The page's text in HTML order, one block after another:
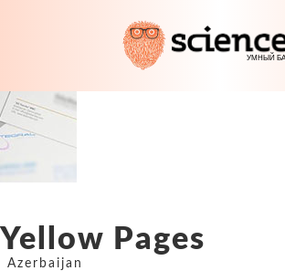
Yellow Pages
Azerbaijan